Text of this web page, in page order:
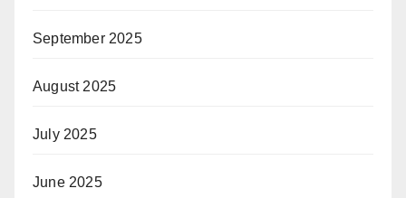
September 2025
August 2025
July 2025
June 2025